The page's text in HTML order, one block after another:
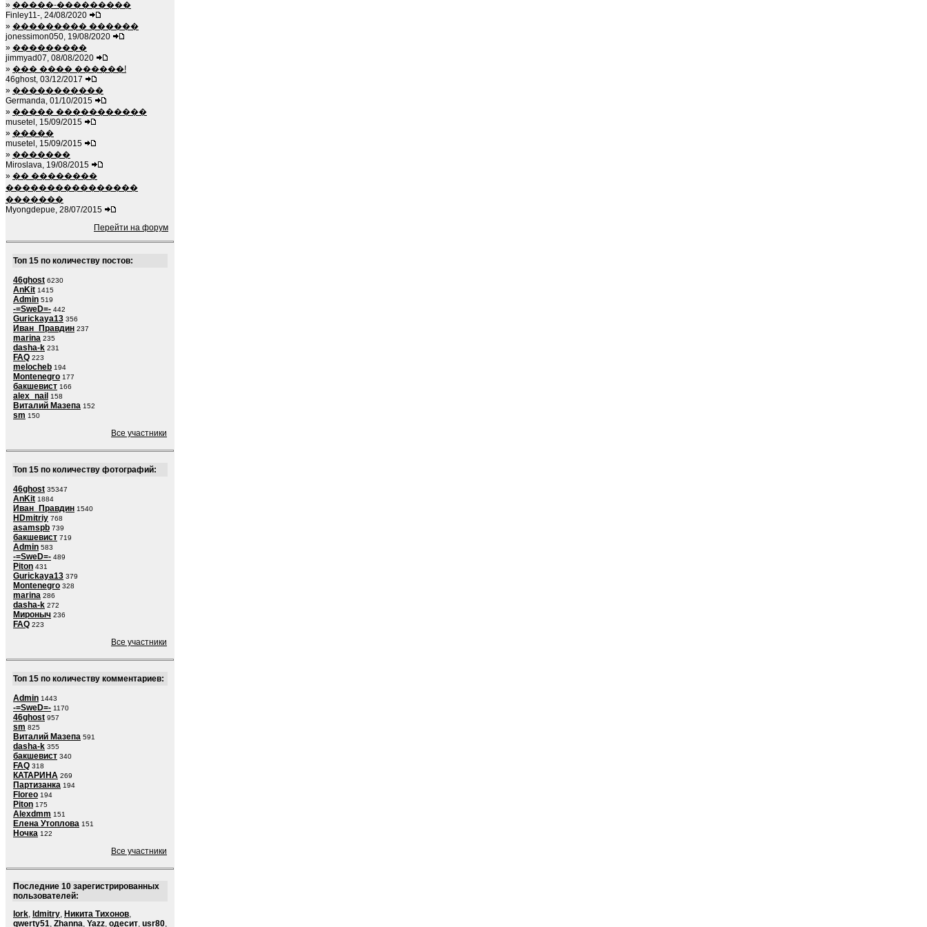
» �����-���������
Finley11-, 24/08/2020
» ��������� ������
jonessimon050, 19/08/2020
» ���������
jimmyad07, 08/08/2020
» ��� ���� ������!
46ghost, 03/12/2017
» �����������
Germanda, 01/10/2015
» ����� �����������
musetel, 15/09/2015
» �����
musetel, 15/09/2015
» �������
Miroslava, 19/08/2015
» �� ��������
����������������
�������
Myongdepue, 28/07/2015
Перейти на форум
Топ 15 по количеству постов:
46ghost 6230
AnKit 1415
Admin 519
-=SweD=- 442
Gurickaya13 356
Иван_Правдин 237
marina 235
dasha-k 231
FAQ 223
melocheb 194
Montenegro 177
бакшевист 166
alex_nail 158
Виталий Мазепа 152
sm 150
Все участники
Топ 15 по количеству фотографий:
46ghost 35347
AnKit 1884
Иван_Правдин 1540
HDmitriy 768
asamspb 739
бакшевист 719
Admin 583
-=SweD=- 489
Piton 431
Gurickaya13 379
Montenegro 328
marina 286
dasha-k 272
Мироныч 236
FAQ 223
Все участники
Топ 15 по количеству комментариев:
Admin 1443
-=SweD=- 1170
46ghost 957
sm 825
Виталий Мазепа 591
dasha-k 355
бакшевист 340
FAQ 318
КАТАРИНА 269
Партизанка 194
Floreo 194
Piton 175
Alexdmm 151
Елена Утоплова 151
Ночка 122
Все участники
Последние 10 зарегистрированных
пользователей:
lork, ldmitry, Никита Тихонов,
qwerty51, Zhanna, Yazz, одесит, usr80,